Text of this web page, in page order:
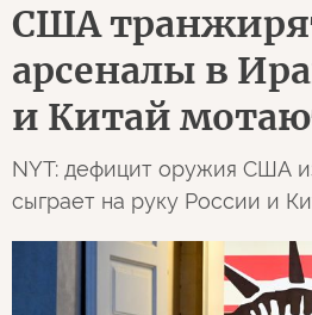
США
арсеналы в
и Китай
NYT: дефицит оружия США
сыграет на руку России и